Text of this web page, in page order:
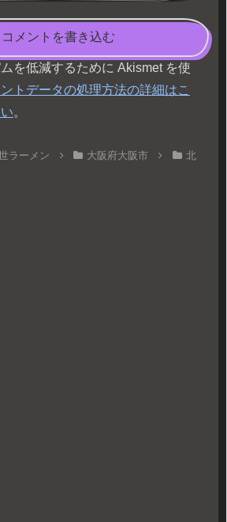
コメントを書き込む
を低減するために Akismet を使
トデータの処理方法の詳細はこ
。
ラーメン 大阪府大阪市
北